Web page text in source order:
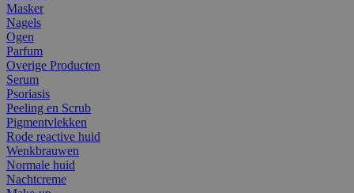
Masker
Nagels
Ogen
Parfum
Overige Producten
Serum
Psoriasis
Peeling en Scrub
Pigmentvlekken
Rode reactive huid
Wenkbrauwen
Normale huid
Nachtcreme